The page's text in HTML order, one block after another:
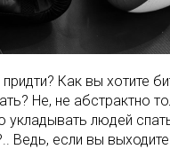
Как вы хотите
Не, не абстрактно
укладывать людей
Ведь, если вы